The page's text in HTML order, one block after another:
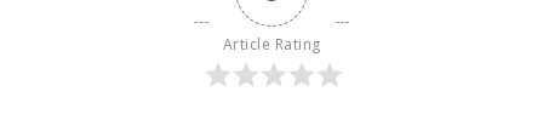
Article Rating